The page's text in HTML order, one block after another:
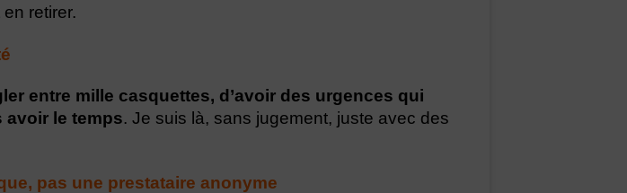
retirer.
entre mille casquettes, d’avoir des urgences qui
avoir le temps. Je suis là, sans jugement, juste avec des
pas une prestataire anonyme